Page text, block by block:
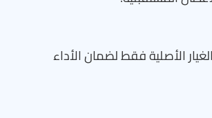
الأصلية فقط لضمان الأداء